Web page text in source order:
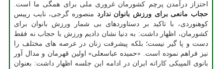
احتزاز درآمدن پرچم کشورمان غروری ملی برای همگی ما است.
حجاب مانعی برای ورزش بانوان ندارد منصوره گرجی، نایب رییس
کوهنوردی، با تاکید بر دستاوردهای بی شمار ورزش بانوان برای
کشورمان، اظهار داشت: به دنیا نشان دادیم ورزش با حجاب نه فقط
دست و پا گیر نیست؛ بلکه پیشرفت زنان در عرصه های مختلف را
نیز فراهم نموده است. «حمیده عباسعلی» اولین قهرمان و مدال آور
بانوی المپیکی کاراته ایران در ادامه این جلسه اظهار داشت: بعنوان